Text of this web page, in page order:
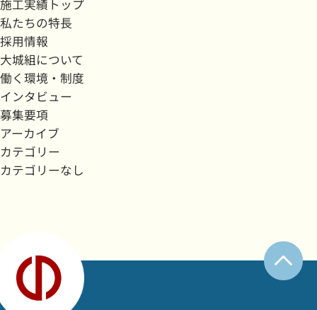
施工実績トップ
私たちの特長
採用情報
大城組について
働く環境・制度
インタビュー
募集要項
アーカイブ
カテゴリー
カテゴリーなし